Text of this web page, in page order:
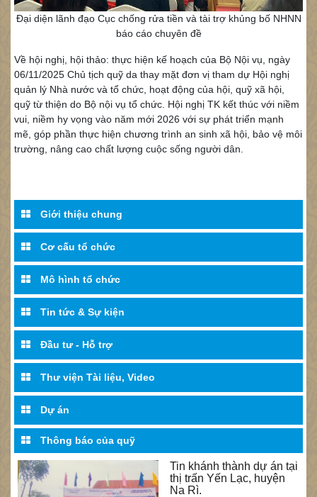
Giới thiệu chung
Cơ cấu tổ chức
Mô hình tổ chức
Tin tức & Sự kiện
Đầu tư - Hỗ trợ
Thư viện Tài liệu, Video
Dự án
Thông báo của quỹ
Tin khánh thành dự án tại
thị trấn Yến Lạc, huyện
Na Rì.
Đại diện lãnh đạo Cục chống rửa tiền và tài trợ khủng bố NHNN
báo cáo chuyên đề
Về hội nghị, hội thảo: thực hiện kế hoạch của Bộ Nội vụ, ngày
06/11/2025 Chủ tịch quỹ da thay mặt đơn vị tham dự Hội nghị
quản lý Nhà nước và tổ chức, hoạt động của hội, quỹ xã hội,
quỹ từ thiện do Bộ nội vụ tổ chức. Hội nghị TK kết thúc với niềm
vui, niềm hy vọng vào năm mới 2026 với sự phát triển mạnh
mẽ, góp phần thực hiện chương trình an sinh xã hội, bảo vệ môi
trường, nâng cao chất lượng cuộc sống người dân.